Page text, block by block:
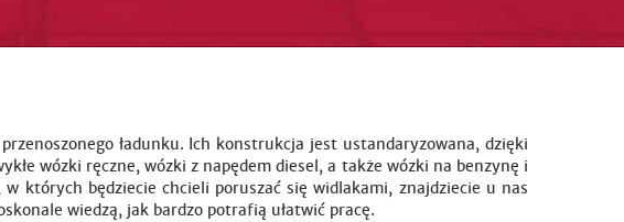
ładunku. Ich konstrukcja jest ustandaryzowana, dzięki
wózki ręczne, wózki z napędem diesel, a także wózki na benzynę i
których będziecie chcieli poruszać się widlakami, znajdziecie u nas
wiedzą, jak bardzo potrafią ułatwić pracę.